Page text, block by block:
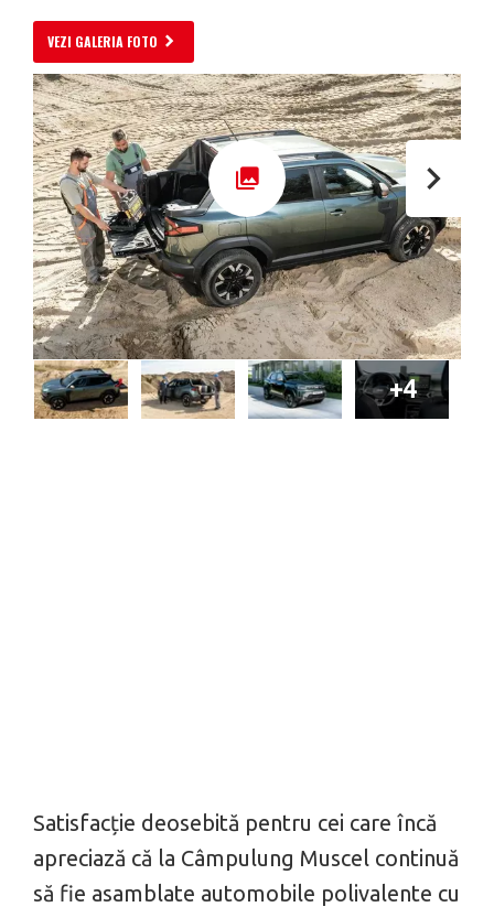
VEZI GALERIA FOTO
+4
Satisfacție deosebită pentru cei care încă
apreciază că la Câmpulung Muscel continuă
să fie asamblate automobile polivalente cu